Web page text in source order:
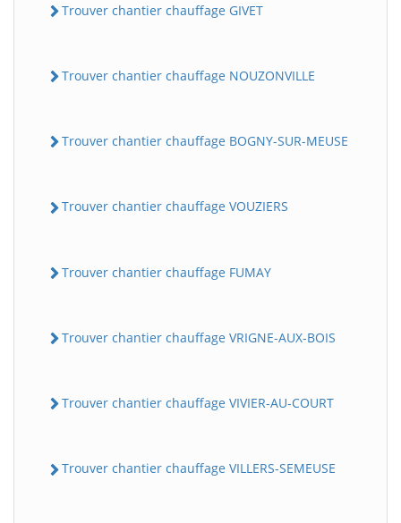
Trouver chantier chauffage GIVET
Trouver chantier chauffage NOUZONVILLE
Trouver chantier chauffage BOGNY-SUR-MEUSE
Trouver chantier chauffage VOUZIERS
Trouver chantier chauffage FUMAY
Trouver chantier chauffage VRIGNE-AUX-BOIS
Trouver chantier chauffage VIVIER-AU-COURT
Trouver chantier chauffage VILLERS-SEMEUSE